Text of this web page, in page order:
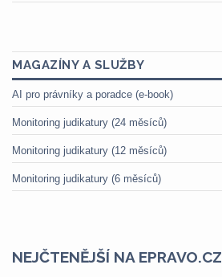
MAGAZÍNY A SLUŽBY
AI pro právníky a poradce (e-book)
Monitoring judikatury (24 měsíců)
Monitoring judikatury (12 měsíců)
Monitoring judikatury (6 měsíců)
NEJČTENĚJŠÍ NA EPRAVO.CZ